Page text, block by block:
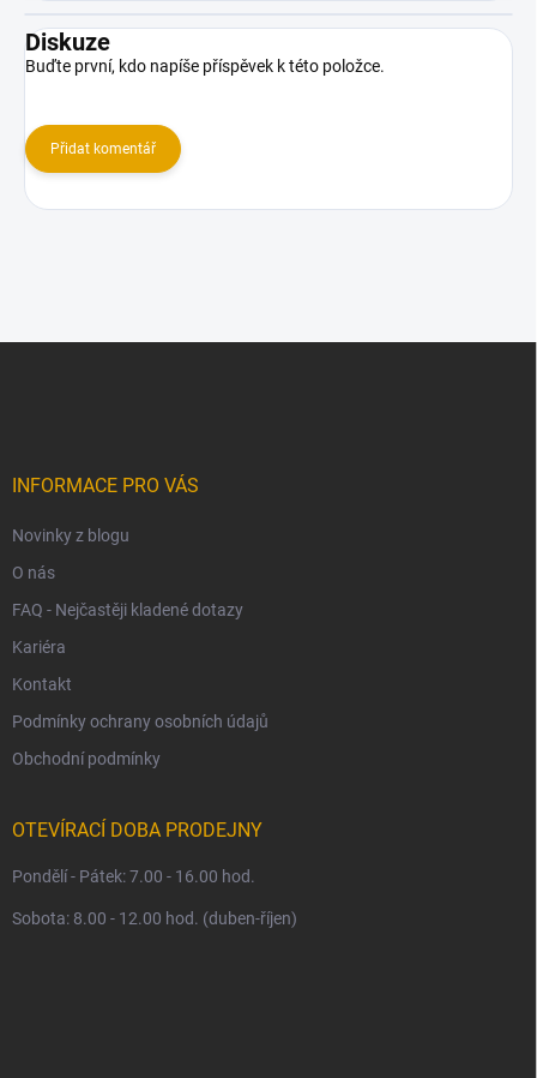
Diskuze
Buďte první, kdo napíše příspěvek k této položce.
Přidat komentář
INFORMACE PRO VÁS
Novinky z blogu
O nás
FAQ - Nejčastěji kladené dotazy
Kariéra
Kontakt
Podmínky ochrany osobních údajů
Obchodní podmínky
OTEVÍRACÍ DOBA PRODEJNY
Pondělí - Pátek: 7.00 - 16.00 hod.
Sobota: 8.00 - 12.00 hod. (duben-říjen)